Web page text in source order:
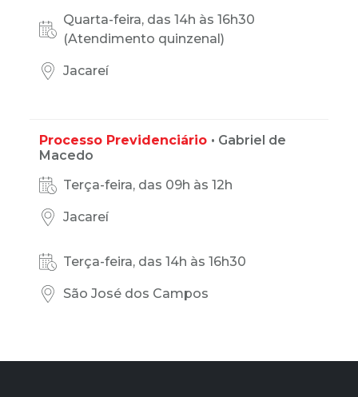
Quarta-feira, das 14h às 16h30
(Atendimento quinzenal)
Jacareí
Processo Previdenciário • Gabriel de
Macedo
Terça-feira, das 09h às 12h
Jacareí
Terça-feira, das 14h às 16h30
São José dos Campos